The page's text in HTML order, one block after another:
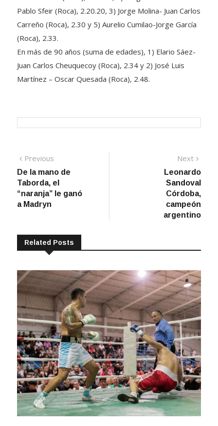
Pablo Sfeir (Roca), 2.20.20, 3) Jorge Molina- Juan Carlos
Carreño (Roca), 2.30 y 5) Aurelio Cumilao-Jorge García
(Roca), 2.33.
En más de 90 años (suma de edades), 1) Elario Sáez-
Juan Carlos Cheuquecoy (Roca), 2.34 y 2) José Luis
Martínez – Oscar Quesada (Roca), 2.48.
Navegación
de
entradas
Previous
post:
De la mano de
Taborda, el
“naranja” le ganó
a Madryn
Next
post:
Leonardo
Sandoval
Córdoba,
campeón
argentino
Related Posts